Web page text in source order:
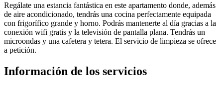
Regálate una estancia fantástica en este apartamento donde, además
de aire acondicionado, tendrás una cocina perfectamente equipada
con frigorífico grande y horno. Podrás mantenerte al día gracias a la
conexión wifi gratis y la televisión de pantalla plana. Tendrás un
microondas y una cafetera y tetera. El servicio de limpieza se ofrece
a petición.
Información de los servicios